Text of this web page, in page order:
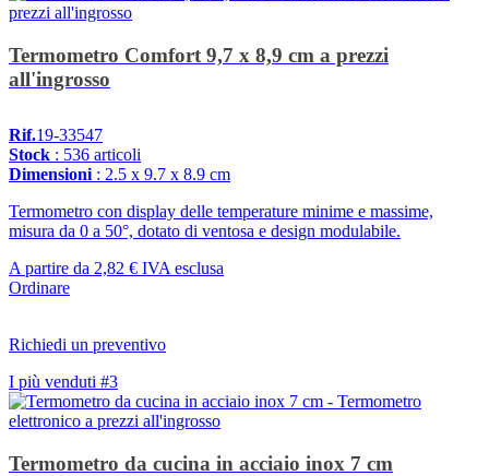
Termometro Comfort 9,7 x 8,9 cm a prezzi
all'ingrosso
Rif.19-33547
Stock : 536 articoli
Dimensioni : 2.5 x 9.7 x 8.9 cm
Termometro con display delle temperature minime e massime,
misura da 0 a 50°, dotato di ventosa e design modulabile.
A partire da 2,82 € IVA esclusa
Ordinare
Richiedi un preventivo
I più venduti #3
Termometro da cucina in acciaio inox 7 cm